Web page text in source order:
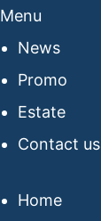
Menu
News
Promo
Estate
Contact us
Home